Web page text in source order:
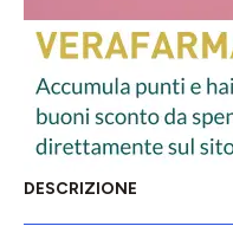
DESCRIZIONE